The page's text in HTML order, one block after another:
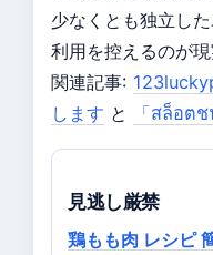
少なくとも独立し
利用を控えるのが現
関連記事:
します と 「สล็อต
見逃し厳禁
鶏もも肉 レシピ